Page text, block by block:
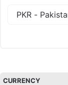
CURRENCY